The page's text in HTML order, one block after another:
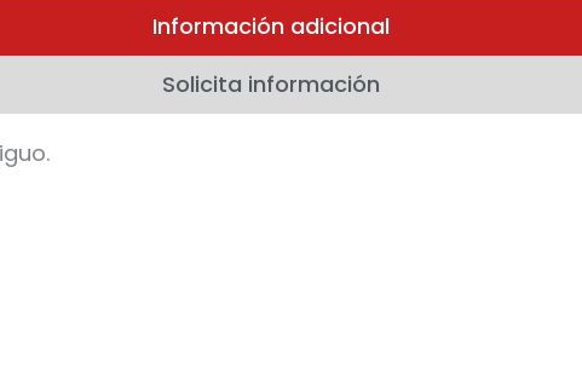
Información adicional
Solicita información